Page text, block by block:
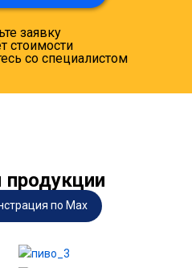
заявку
стоимости
со специалистом
по Max